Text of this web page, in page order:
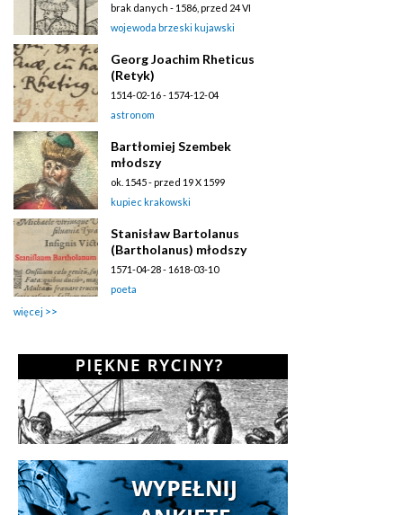
brak danych - 1586, przed 24 VI
wojewoda brzeski kujawski
Georg Joachim Rheticus
(Retyk)
1514-02-16 - 1574-12-04
astronom
Bartłomiej Szembek
młodszy
ok. 1545 - przed 19 X 1599
kupiec krakowski
Stanisław Bartolanus
(Bartholanus) młodszy
1571-04-28 - 1618-03-10
poeta
więcej